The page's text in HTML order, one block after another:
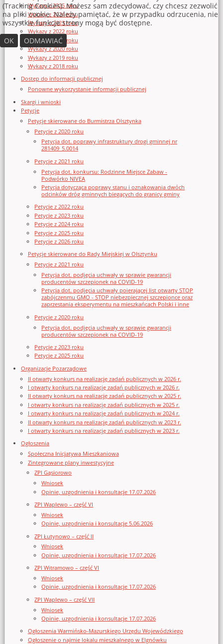
Wykazy z 2025 roku
Wykazy z 2024 roku
Wykazy z 2023 roku
Wykazy z 2022 roku
Wykazy z 2021 roku
Wykazy z 2020 roku
Wykazy z 2019 roku
Wykazy z 2018 roku
Dostęp do informacji publicznej
Ponowne wykorzystanie informacji publicznej
Skargi i wnioski
Petycje
Petycje skierowane do Burmistrza Olsztynka
Petycje z 2020 roku
Petycja dot. poprawy infrastruktury drogi gminnej nr
281409_5.0014
Petycje z 2021 roku
Petycja dot. konkursu: Rodzinne Miejsce Zabaw -
Podwórko NIVEA
Petycja dotycząca poprawy stanu i oznakowania dwóch
odcinków dróg gminnych biegących do granicy gminy
Petycje z 2022 roku
Petycje z 2023 roku
Petycje z 2024 roku
Petycje z 2025 roku
Petycje z 2026 roku
Petycje skierowane do Rady Miejskiej w Olsztynku
Petycje z 2021 roku
Petycja dot. podjęcia uchwały w sprawie gwarancji
producentów szczepionek na COVID-19
Petycja dot. podjęcia uchwały poierającej list otwarty STOP
zabójczenmu GMO - STOP niebezpiecznej szczepionce oraz
zaprzestania eksperymentu na mieszkańcach Polski i inne
Petycje z 2020 roku
Petycja dot. podjęcia uchwały w sprawie gwarancji
producentów szczepionek na COVID-19
Petycje z 2023 roku
Petycje z 2025 roku
Organizacje Pozarządowe
II otwarty konkurs na realizację zadań publicznych w 2026 r.
I otwarty konkurs na realizację zadań publicznych w 2026 r.
II otwarty konkurs na realizację zadań publicznych w 2025 r.
I otwarty konkurs na realizację zadań publicznych w 2025 r.
I otwarty konkurs na realizację zadań publicznych w 2024 r.
II otwarty konkurs na realizację zadań publicznych w 2023 r.
I otwarty konkurs na realizację zadań publicznych w 2023 r.
Ogłoszenia
Społeczna Inicjatywa Mieszkaniowa
Zintegrowane plany inwestycyjne
ZPI Gąsiorowo
Wniosek
Opinie, uzgodnienia i konsultacje 17.07.2026
ZPI Waplewo – część VI
Wniosek
Opinie, uzgodnienia i konsultacje 5.06.2026
ZPI Łutynowo – część II
Wniosek
Opinie, uzgodnienia i konsultacje 17.07.2026
ZPI Witramowo – część VI
Wniosek
Opinie, uzgodnienia i konsultacje 17.07.2026
ZPI Waplewo – część VII
Wniosek
Opinie, uzgodnienia i konsultacje 17.07.2026
Ogłoszenia Warmińsko-Mazurskiego Urzędu Wojewódzkiego
Ogłoszenie o najmie lokalu mieszkalnego w Elgnówku
(Tracking Cookies). Możesz sam zdecydować, czy chcesz zezwolić
na pliki cookie. Należy pamiętać, że w przypadku odrzucenia, nie
wszystkie funkcje strony mogą być dostępne.
OK
ODMAWIAĆ